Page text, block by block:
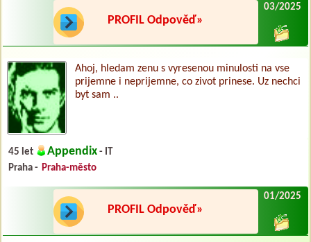
PROFIL Odpověď»
03/2025
Ahoj, hledam zenu s vyresenou minulosti na vse
prijemne i neprijemne, co zivot prinese. Uz nechci
byt sam ..
45 let Appendix - IT
Praha - Praha-město
PROFIL Odpověď»
01/2025